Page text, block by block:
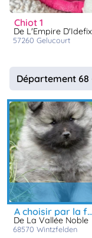
chiot 1
De L'Empire D'Idefix
57260 gelucourt
Département 68
a choisir par la famille avant vaccin et identific
De La Vallée Noble
68570 wintzfelden